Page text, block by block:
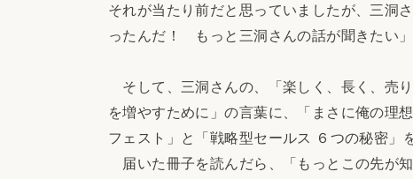
それが当たり前だと思っていましたが、三洞
ったんだ！ もっと三洞さんの話が聞きたい」
そして、三洞さんの、「楽しく、長く、売
を増やすために」の言葉に、「まさに俺の理
フェスト」と「戦略型セールス ６つの秘密」
届いた冊子を読んだら、「もっとこの先が